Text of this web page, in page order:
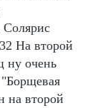
На второй
ну очень
на второй